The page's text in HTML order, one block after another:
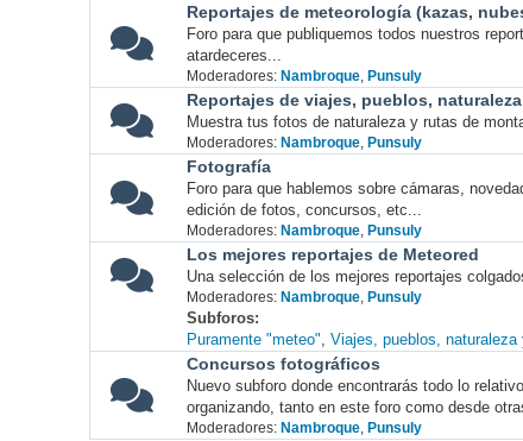
Reportajes de meteorología (kazas,
Foro para que publiquemos todos nuestros
atardeceres...
Moderadores: Nambroque, Punsuly
Reportajes de viajes, pueblos,
Muestra tus fotos de naturaleza y rutas de
Moderadores: Nambroque, Punsuly
Fotografía
Foro para que hablemos sobre cámaras,
edición de fotos, concursos, etc...
Moderadores: Nambroque, Punsuly
Los mejores reportajes de Meteored
Una selección de los mejores reportajes
Moderadores: Nambroque, Punsuly
Subforos
Puramente "meteo" Viajes, pueblos, naturaleza
Concursos fotográficos
Nuevo subforo donde encontrarás todo lo
organizando, tanto en este foro como desde
Moderadores: Nambroque, Punsuly